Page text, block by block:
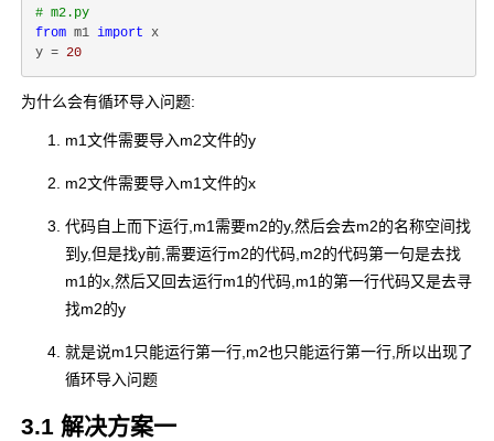
# m2.py
from m1 import x
y = 20
为什么会有循环导入问题:
m1文件需要导入m2文件的y
m2文件需要导入m1文件的x
代码自上而下运行,m1需要m2的y,然后会去m2的名称空间找
到y,但是找y前,需要运行m2的代码,m2的代码第一句是去找
m1的x,然后又回去运行m1的代码,m1的第一行代码又是去寻
找m2的y
就是说m1只能运行第一行,m2也只能运行第一行,所以出现了
循环导入问题
3.1 解决方案一